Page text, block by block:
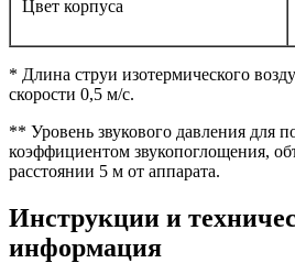
Цвет корпуса
* Длина струи изотермического
скорости 0,5 м/с.
** Уровень звукового давления для
коэффициентом звукопоглощения,
расстоянии 5 м от аппарата.
Инструкции и
информация